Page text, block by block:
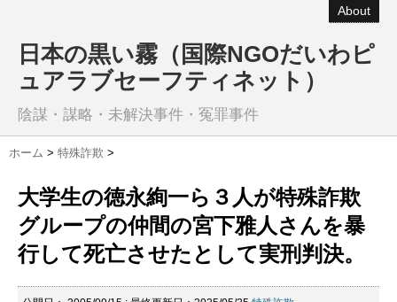
About
日本の黒い霧（国際NGOだいわピ
ュアラブセーフティネット）
陰謀・謀略・未解決事件・冤罪事件
ホーム > 特殊詐欺 >
大学生の徳永絢一ら３人が特殊詐欺
グループの仲間の宮下雅人さんを暴
行して死亡させたとして実刑判決。